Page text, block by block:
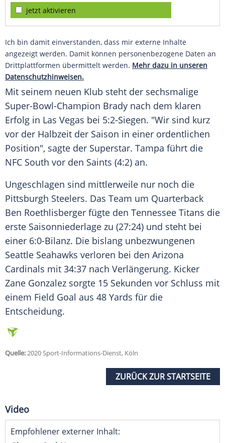
jetzt aktivieren
Ich bin damit einverstanden, dass mir externe Inhalte
angezeigt werden. Damit können personenbezogene Daten an
Drittplattformen übermittelt werden. Mehr dazu in unseren
Datenschutzhinweisen.
Mit seinem neuen Klub steht der sechsmalige
Super-Bowl-Champion Brady nach dem klaren
Erfolg in Las Vegas bei 5:2-Siegen. "Wir sind kurz
vor der Halbzeit der Saison in einer ordentlichen
Position", sagte der Superstar. Tampa führt die
NFC South vor den Saints (4:2) an.
Ungeschlagen sind mittlerweile nur noch die
Pittsburgh Steelers. Das Team um Quarterback
Ben Roethlisberger fügte den Tennessee Titans die
erste Saisonniederlage zu (27:24) und steht bei
einer 6:0-Bilanz. Die bislang unbezwungenen
Seattle Seahawks verloren bei den Arizona
Cardinals mit 34:37 nach Verlängerung. Kicker
Zane Gonzalez sorgte 15 Sekunden vor Schluss mit
einem Field Goal aus 48 Yards für die
Entscheidung.
Quelle:2020 Sport-Informations-Dienst, Köln
ZURÜCK ZUR STARTSEITE
Video
Empfohlener externer Inhalt: